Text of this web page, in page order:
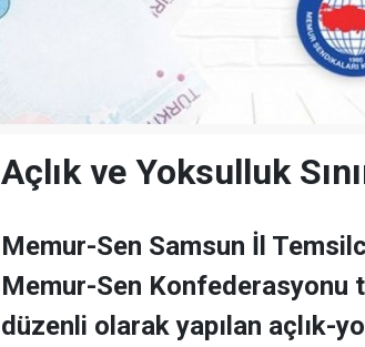
Açlık ve Yoksulluk
Memur-Sen Samsun İl
Memur-Sen Konfederasyonu
düzenli olarak yapılan açlık-